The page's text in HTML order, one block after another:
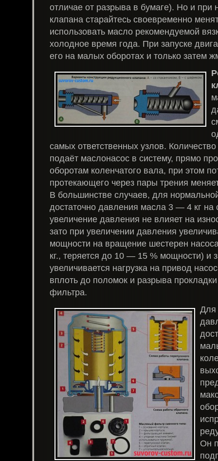
отличае от разрыва в бумаге). Но и при
клапана старайтесь своевременно
использовать масло рекомендуемой
холодное время года. При запуске
его на малых оборотах и только затем
самых ответственных узлов.
подаёт маслонасос в систему, прямо
оборотам коленчатого вала, при этом
протекающего через пары трения
В большинстве случаев, для
достаточно давления масла 3 — 4 кг
увеличение давления не влияет на
зато при увеличении давления
мощности на вращение шестерен
кг., теряется до 10 — 15 % мощности) и
увеличивается нагрузка на привод
вплоть до поломок и разрыва
фильтра.
Для
Он